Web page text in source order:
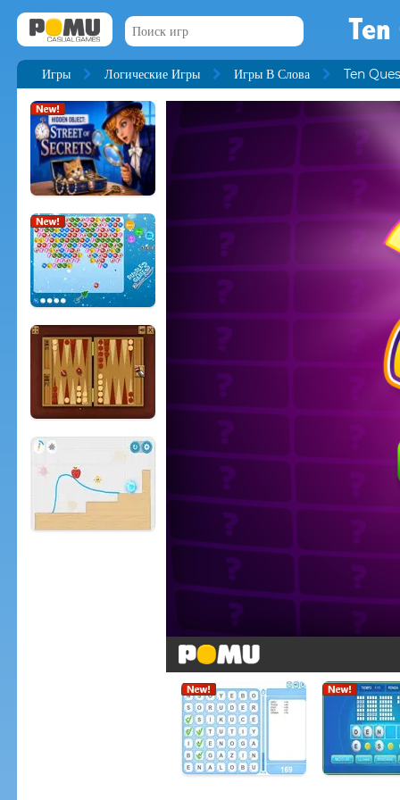
Ten
Игры Логические Игры Игры В Слова Ten